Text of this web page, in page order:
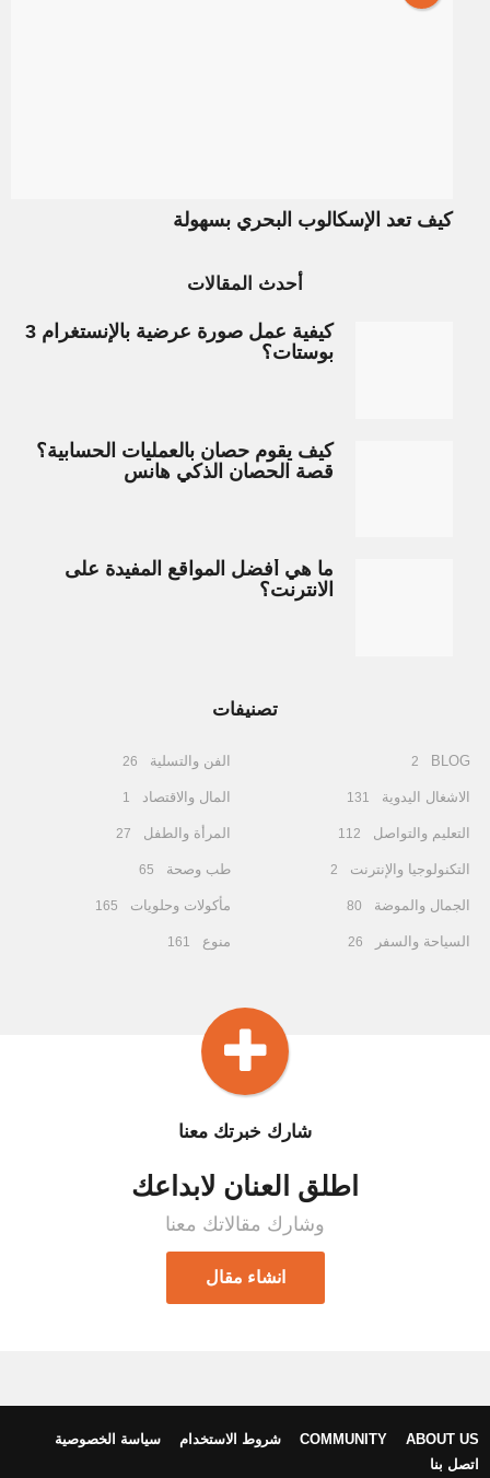
كيف تعد الإسكالوب البحري بسهولة
أحدث المقالات
كيفية عمل صورة عرضية بالإنستغرام 3
بوستات؟
كيف يقوم حصان بالعمليات الحسابية؟
قصة الحصان الذكي هانس
ما هي أفضل المواقع المفيدة على
الانترنت؟
تصنيفات
BLOG
2
الاشغال اليدوية 131
التعليم والتواصل 112
التكنولوجيا والإنترنت 2
الجمال والموضة 80
السياحة والسفر 26
الفن والتسلية 26
المال والاقتصاد 1
المرأة والطفل 27
طب وصحة 65
مأكولات وحلويات 165
منوع 161
شارك خبرتك معنا
اطلق العنان لابداعك
وشارك مقالاتك معنا
انشاء مقال
ABOUT US
COMMUNITY شروط الاستخدام
سياسة الخصوصية
اتصل بنا